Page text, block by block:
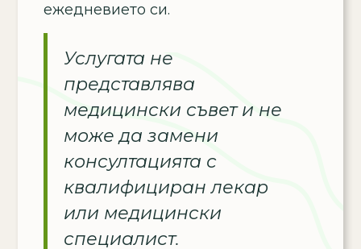
ежедневието си.
Услугата не
представлява
медицински съвет и не
може да замени
консултацията с
квалифициран лекар
или медицински
специалист.